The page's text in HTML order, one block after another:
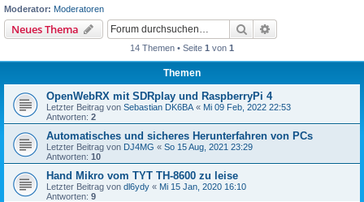
Moderator: Moderatoren
Neues Thema Suche
14 Themen • Seite 1 von 1
Themen
OpenWebRX mit SDRplay und RaspberryPi 4
Letzter Beitrag von Sebastian DK6BA « Mi 09 Feb, 2022 22:53
Antworten: 2
Automatisches und sicheres Herunterfahren von PCs
Letzter Beitrag von DJ4MG « So 15 Aug, 2021 23:29
Antworten: 10
Hand Mikro vom TYT TH-8600 zu leise
Letzter Beitrag von dl6ydy « Mi 15 Jan, 2020 16:10
Antworten: 9